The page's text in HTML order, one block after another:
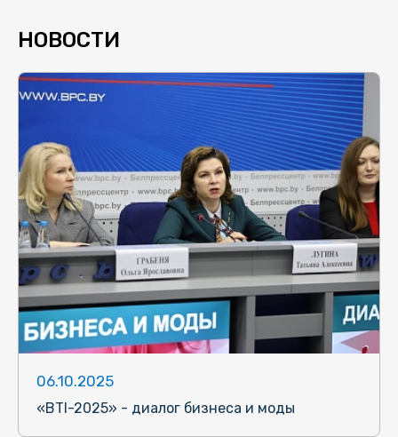
НОВОСТИ
06.10.2025
«BTI-2025» - диалог бизнеса и моды